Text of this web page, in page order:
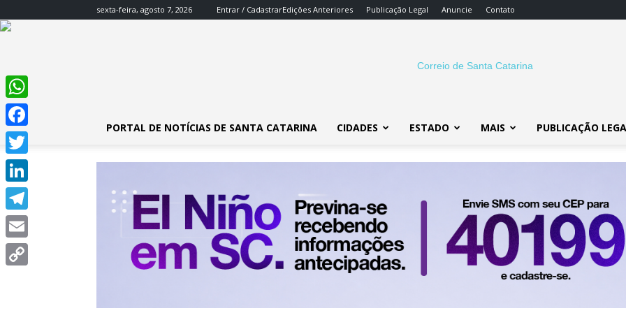
sexta-feira, agosto 7, 2026 Entrar / CadastrarEdições Anteriores Publicação Legal Anuncie Contato
SC
PORTAL DE NOTÍCIAS DE SANTA CATARINA CIDADES ESTADO MAIS PUBLICAÇÃO
WhatsApp
Facebook
Twitter
LinkedIn
Telegram
Email